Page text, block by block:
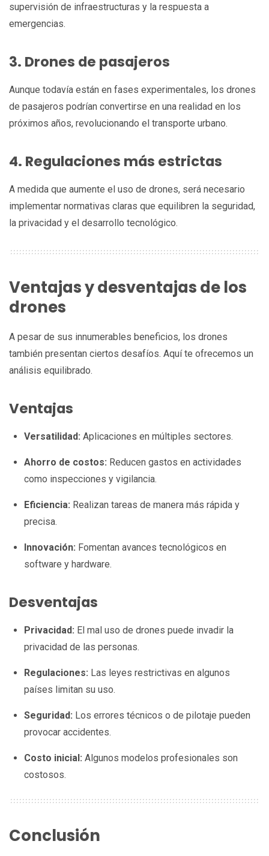
supervisión de infraestructuras y la respuesta a
emergencias.
3. Drones de pasajeros
Aunque todavía están en fases experimentales, los drones
de pasajeros podrían convertirse en una realidad en los
próximos años, revolucionando el transporte urbano.
4. Regulaciones más estrictas
A medida que aumente el uso de drones, será necesario
implementar normativas claras que equilibren la seguridad,
la privacidad y el desarrollo tecnológico.
Ventajas y desventajas de los
drones
A pesar de sus innumerables beneficios, los drones
también presentan ciertos desafíos. Aquí te ofrecemos un
análisis equilibrado.
Ventajas
Versatilidad: Aplicaciones en múltiples sectores.
Ahorro de costos: Reducen gastos en actividades
como inspecciones y vigilancia.
Eficiencia: Realizan tareas de manera más rápida y
precisa.
Innovación: Fomentan avances tecnológicos en
software y hardware.
Desventajas
Privacidad: El mal uso de drones puede invadir la
privacidad de las personas.
Regulaciones: Las leyes restrictivas en algunos
países limitan su uso.
Seguridad: Los errores técnicos o de pilotaje pueden
provocar accidentes.
Costo inicial: Algunos modelos profesionales son
costosos.
Conclusión